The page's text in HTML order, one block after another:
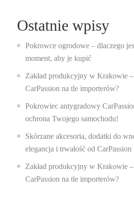
Ostatnie wpisy
Pokrowce ogrodowe – dlaczego
moment, aby je kupić
Zakład produkcyjny w Krakowie
CarPassion na tle importerów?
Pokrowiec antygradowy
ochrona Twojego samochodu!
Skórzane akcesoria, dodatki do
elegancja i trwałość od CarPassion
Zakład produkcyjny w Krakowie
CarPassion na tle importerów?